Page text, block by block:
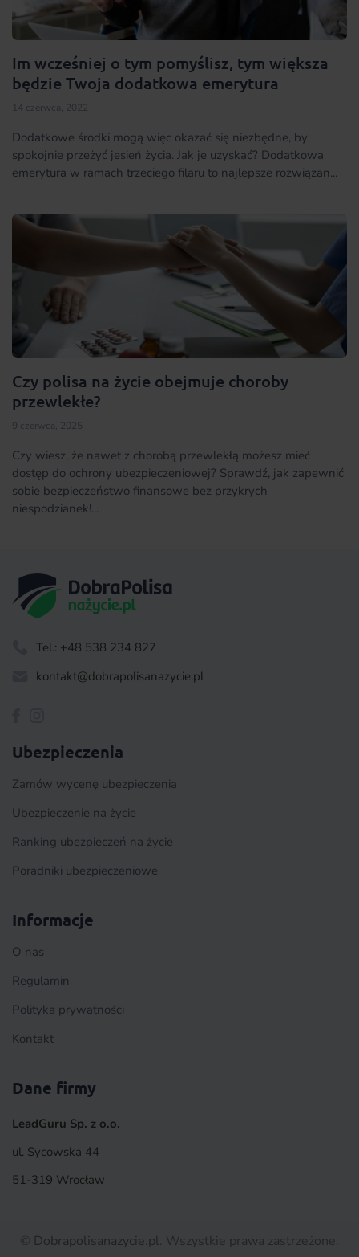
Im wcześniej o tym pomyślisz, tym większa
będzie Twoja dodatkowa emerytura
14 czerwca, 2022
Dodatkowe środki mogą więc okazać się niezbędne, by
spokojnie przeżyć jesień życia. Jak je uzyskać? Dodatkowa
emerytura w ramach trzeciego filaru to najlepsze rozwiązan...
Czy polisa na życie obejmuje choroby
przewlekłe?
9 czerwca, 2025
Czy wiesz, że nawet z chorobą przewlekłą możesz mieć
dostęp do ochrony ubezpieczeniowej? Sprawdź, jak zapewnić
sobie bezpieczeństwo finansowe bez przykrych
niespodzianek!...
Tel.: +48 538 234 827
kontakt@dobrapolisanazycie.pl
Ubezpieczenia
Zamów wycenę ubezpieczenia
Ubezpieczenie na życie
Ranking ubezpieczeń na życie
Poradniki ubezpieczeniowe
Informacje
O nas
Regulamin
Polityka prywatności
Kontakt
Dane firmy
LeadGuru Sp. z o.o.
ul. Sycowska 44
51-319 Wrocław
© Dobrapolisanazycie.pl. Wszystkie prawa zastrzeżone.